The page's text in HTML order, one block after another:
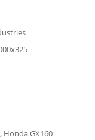
Honda GX160